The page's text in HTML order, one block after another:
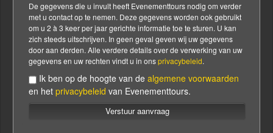
De gegevens die u invult heeft Evenementtours nodig om verder
met u contact op te nemen. Deze gegevens worden ook gebruikt
om u 2 à 3 keer per jaar gerichte informatie toe te sturen. U kan
zich steeds uitschrijven. In geen geval geven wij uw gegevens
door aan derden. Alle verdere details over de verwerking van uw
gegevens en uw rechten vindt u in onsprivacybeleid.
Ik ben op de hoogte van de algemene voorwaarden
en het privacybeleid van Evenementtours.
Verstuur aanvraag